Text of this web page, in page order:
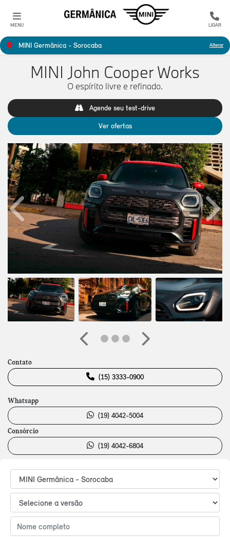
MENU LIGAR
MINI Germânica - Sorocaba Alterar
MINI John Cooper Works
O espírito livre e refinado.
Agende seu test-drive
Ver ofertas
Anterior
Anterior Próximo
Contato
(15) 3333-0900
Whatsapp
(19) 4042-5004
Consórcio
(19) 4042-6804